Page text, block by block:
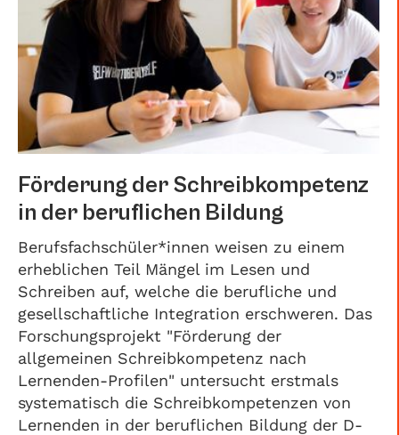
Förderung der Schreibkompetenz
in der beruflichen Bildung
Berufsfachschüler*innen weisen zu einem
erheblichen Teil Mängel im Lesen und
Schreiben auf, welche die berufliche und
gesellschaftliche Integration erschweren. Das
Forschungsprojekt "Förderung der
allgemeinen Schreibkompetenz nach
Lernenden-Profilen" untersucht erstmals
systematisch die Schreibkompetenzen von
Lernenden in der beruflichen Bildung der D-